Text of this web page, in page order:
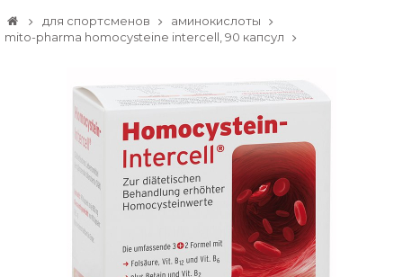
для спортсменов
аминокислоты
mito-pharma homocysteine ​​intercell, 90 капсул